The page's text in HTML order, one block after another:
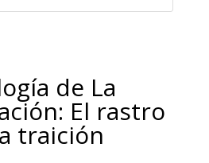
de La
El rastro
traición